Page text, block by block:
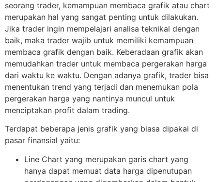
seorang trader, kemampuan membaca grafik atau chart
merupakan hal yang sangat penting untuk dilakukan.
Jika trader ingin mempelajari analisa teknikal dengan
baik, maka trader wajib untuk memiliki kemampuan
membaca grafik dengan baik. Keberadaan grafik akan
memudahkan trader untuk membaca pergerakan harga
dari waktu ke waktu. Dengan adanya grafik, trader bisa
menentukan trend yang terjadi dan menemukan pola
pergerakan harga yang nantinya muncul untuk
menciptakan profit dalam trading.
Terdapat beberapa jenis grafik yang biasa dipakai di
pasar finansial yaitu:
Line Chart yang merupakan garis chart yang
hanya dapat memuat data harga dipenutupan